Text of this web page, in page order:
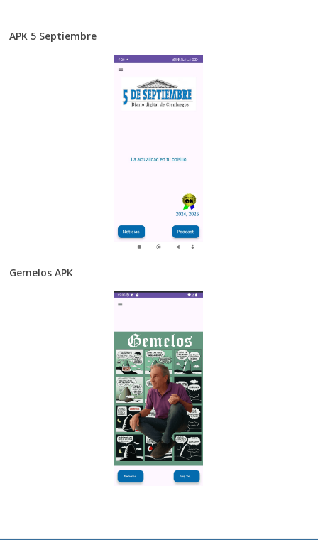
APK 5 Septiembre
Gemelos APK